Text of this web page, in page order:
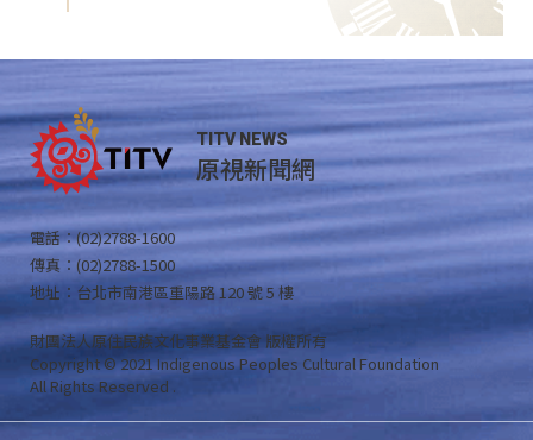
TITV NEWS
原視新聞網
電話：(02)2788-1600
傳真：(02)2788-1500
地址：台北市南港區重陽路 120 號 5 樓
財團法人原住民族文化事業基金會 版權所有
Copyright © 2021 Indigenous Peoples Cultural Foundation
All Rights Reserved .